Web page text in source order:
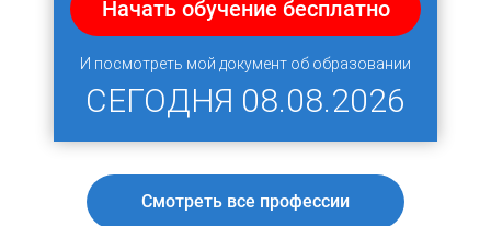
Начать обучение бесплатно
И посмотреть мой документ об образовании
СЕГОДНЯ 08.08.2026
Смотреть все профессии